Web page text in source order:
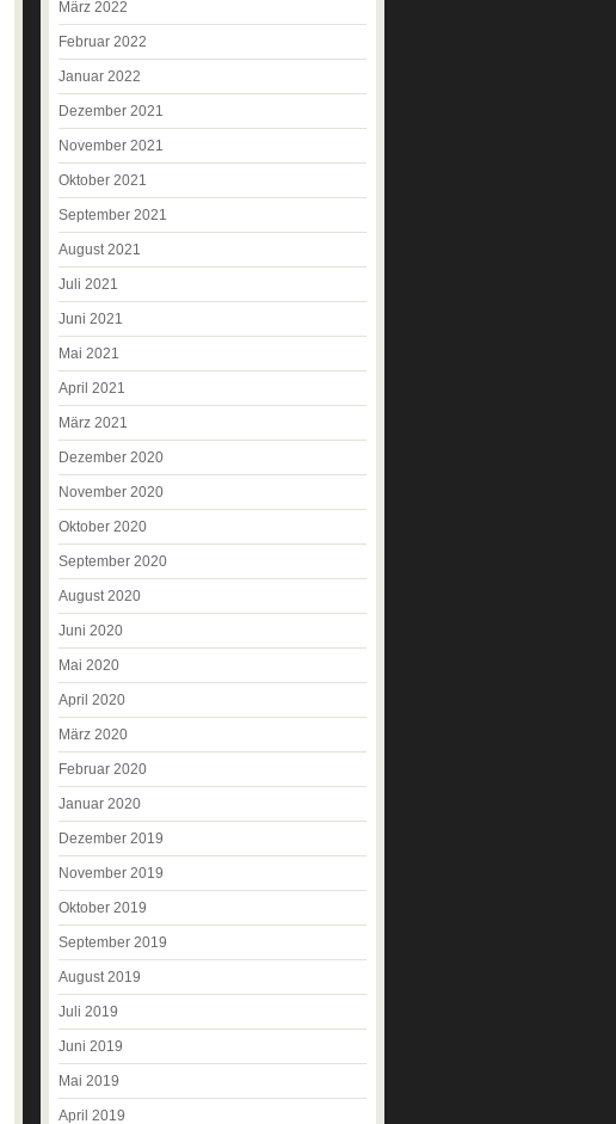
März 2022
Februar 2022
Januar 2022
Dezember 2021
November 2021
Oktober 2021
September 2021
August 2021
Juli 2021
Juni 2021
Mai 2021
April 2021
März 2021
Dezember 2020
November 2020
Oktober 2020
September 2020
August 2020
Juni 2020
Mai 2020
April 2020
März 2020
Februar 2020
Januar 2020
Dezember 2019
November 2019
Oktober 2019
September 2019
August 2019
Juli 2019
Juni 2019
Mai 2019
April 2019